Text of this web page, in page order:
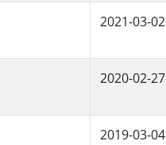
2021-03-02
2020-02-27
2019-03-04